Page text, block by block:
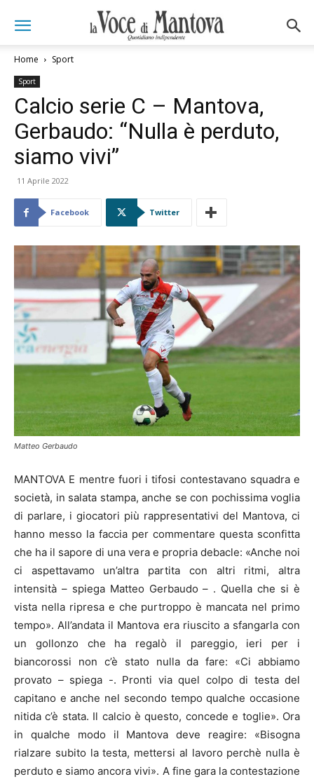
Home Sport
Sport
Calcio serie C – Mantova,
Gerbaudo: “Nulla è perduto,
siamo vivi”
11 Aprile 2022
Facebook Twitter
Matteo Gerbaudo
MANTOVA E mentre fuori i tifosi contestavano squadra e
società, in salata stampa, anche se con pochissima voglia
di parlare, i giocatori più rappresentativi del Mantova, ci
hanno messo la faccia per commentare questa sconfitta
che ha il sapore di una vera e propria debacle: «Anche noi
ci aspettavamo un’altra partita con altri ritmi, altra
intensità – spiega Matteo Gerbaudo – . Quella che si è
vista nella ripresa e che purtroppo è mancata nel primo
tempo». All’andata il Mantova era riuscito a sfangarla con
un gollonzo che ha regalò il pareggio, ieri per i
biancorossi non c’è stato nulla da fare: «Ci abbiamo
provato – spiega -. Pronti via quel colpo di testa del
capitano e anche nel secondo tempo qualche occasione
nitida c’è stata. Il calcio è questo, concede e toglie». Ora
in qualche modo il Mantova deve reagire: «Bisogna
rialzare subito la testa, mettersi al lavoro perchè nulla è
perduto e siamo ancora vivi». A fine gara la contestazione